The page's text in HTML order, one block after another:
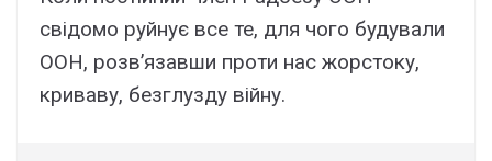
свідомо руйнує все те, для чого будували
ООН, розв’язавши проти нас жорстоку,
криваву, безглузду війну.